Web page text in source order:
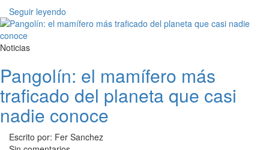
Seguir leyendo
Noticias
Pangolín: el mamífero más
traficado del planeta que casi
nadie conoce
Escrito por: Fer Sanchez